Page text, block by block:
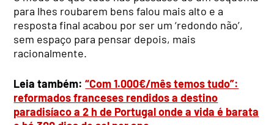
para lhes roubarem bens falou mais alto e a
resposta final acabou por ser um ‘redondo não’,
sem espaço para pensar depois, mais
racionalmente.
Leia também:“Com 1.000€/mês temos tudo”:
reformados franceses rendidos a destino
paradisíaco a 2 h de Portugal onde a vida é barata